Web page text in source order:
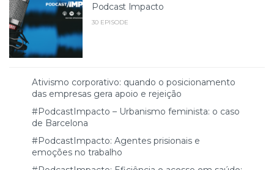
Podcast Impacto
30 EPISODE
Ativismo corporativo: quando o posicionamento
das empresas gera apoio e rejeição
#PodcastImpacto – Urbanismo feminista: o caso
de Barcelona
#PodcastImpacto: Agentes prisionais e
emoções no trabalho